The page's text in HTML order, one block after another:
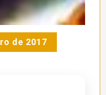
de 2017